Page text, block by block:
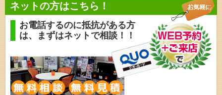
ネットの方はこちら！
お電話するのに抵抗がある方
は、
まずはネットで相談！！